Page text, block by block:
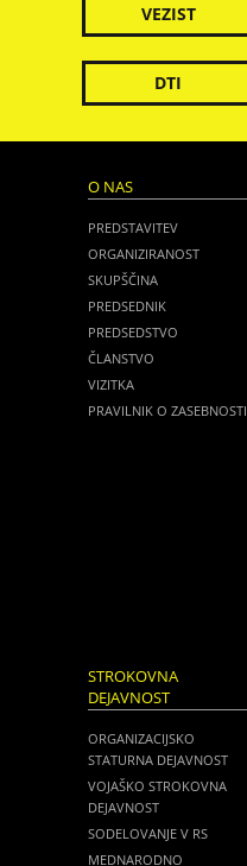
VEZIST
DTI
O NAS
PREDSTAVITEV
ORGANIZIRANOST
SKUPŠČINA
PREDSEDNIK
PREDSEDSTVO
ČLANSTVO
VIZITKA
PRAVILNIK O ZASEBNOSTI
STROKOVNA
DEJAVNOST
ORGANIZACIJSKO
STATURNA DEJAVNOST
VOJAŠKO STROKOVNA
DEJAVNOST
SODELOVANJE V RS
MEDNARODNO